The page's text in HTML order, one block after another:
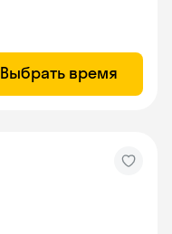
Выбрать время